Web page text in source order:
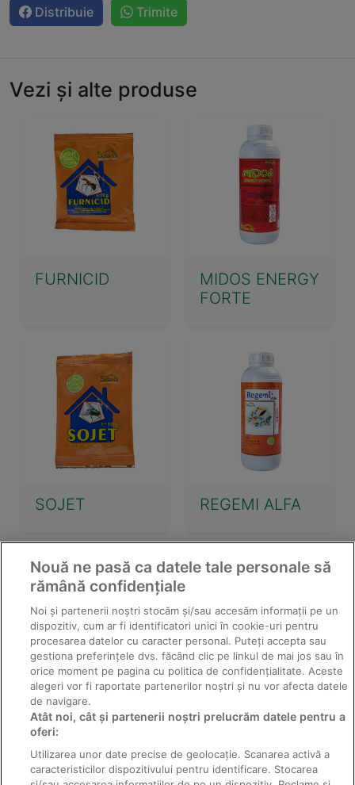
Distribuie Trimite
Vezi și alte produse
FURNICID
MIDOS ENERGY
FORTE
SOJET REGEMI ALFA
TALENT SUPER
RATISOL 2.5
PASTA
Nouă ne pasă ca datele tale personale să
rămână confidențiale
Noi și partenerii noștri stocăm și/sau accesăm informații pe un
dispozitiv, cum ar fi identificatori unici în cookie-uri pentru
procesarea datelor cu caracter personal. Puteți accepta sau
gestiona preferințele dvs. făcând clic pe linkul de mai jos sau în
orice moment pe pagina cu politica de confidențialitate. Aceste
alegeri vor fi raportate partenerilor noștri și nu vor afecta datele
de navigare.
Atât noi, cât și partenerii noștri prelucrăm datele pentru a
oferi:
Utilizarea unor date precise de geolocație. Scanarea activă a
caracteristicilor dispozitivului pentru identificare. Stocarea